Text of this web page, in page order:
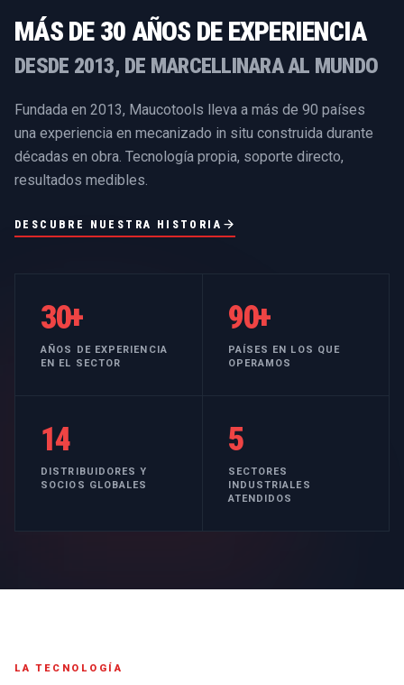
MÁS DE 30 AÑOS DE EXPERIENCIA
DESDE 2013, DE MARCELLINARA AL MUNDO
Fundada en 2013, Maucotools lleva a más de 90 países
una experiencia en mecanizado in situ construida durante
décadas en obra. Tecnología propia, soporte directo,
resultados medibles.
DESCUBRE NUESTRA HISTORIA
AÑOS DE EXPERIENCIA
EN EL SECTOR
30+
PAÍSES EN LOS QUE
OPERAMOS
90+
DISTRIBUIDORES Y
SOCIOS GLOBALES
14
SECTORES
INDUSTRIALES
ATENDIDOS
5
LA TECNOLOGÍA